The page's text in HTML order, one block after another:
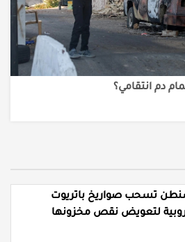
دم انتقامي؟
تسحب صواريخ باتريوت
لتعويض نقص مخزونها